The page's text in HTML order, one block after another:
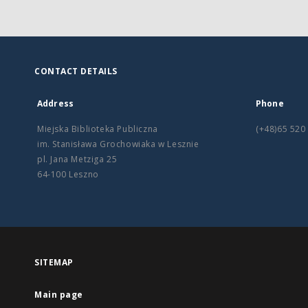
CONTACT DETAILS
Address
Miejska Biblioteka Publiczna
im. Stanisława Grochowiaka w Lesznie
pl. Jana Metziga 25
64-100 Leszno
Phone
(+48)65 520
SITEMAP
Main page